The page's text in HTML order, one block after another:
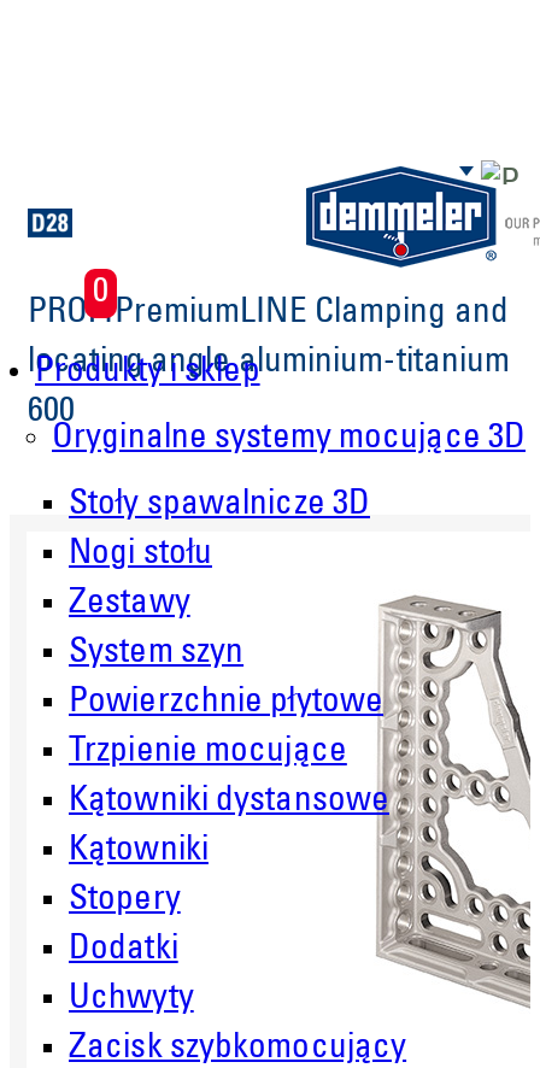
Skip to main content
0
Produkty i sklep
Oryginalne systemy mocujące 3D
Stoły spawalnicze 3D
Nogi stołu
Zestawy
System szyn
Powierzchnie płytowe
Trzpienie mocujące
Kątowniki dystansowe
Kątowniki
Stopery
Dodatki
Uchwyty
Zacisk szybkomocujący
PROFIPremiumLINE Clamping and
locating angle aluminium-titanium
600